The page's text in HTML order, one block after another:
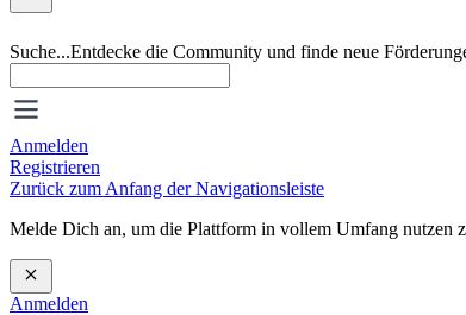
Suche...Entdecke die Community und finde neue
Anmelden
Registrieren
Zurück zum Anfang der Navigationsleiste
Melde Dich an, um die Plattform in vollem Umfang nutzen
Anmelden